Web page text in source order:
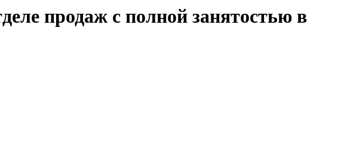
продаж с полной занятостью в